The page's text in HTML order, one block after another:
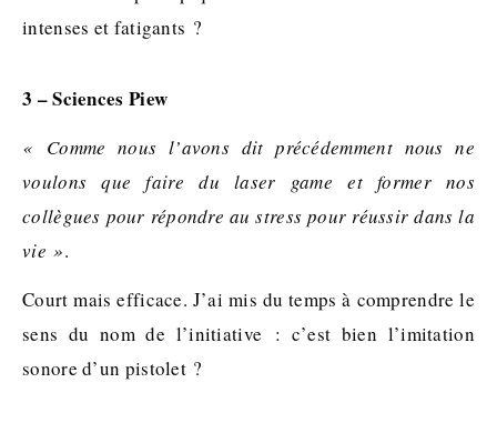
intenses et fatigants ?
3 – Sciences Piew
« Comme nous l’avons dit précédemment nous ne
voulons que faire du laser game et former nos
collègues pour répondre au stress pour réussir dans la
vie ».
Court mais efficace. J’ai mis du temps à comprendre le
sens du nom de l’initiative : c’est bien l’imitation
sonore d’un pistolet ?